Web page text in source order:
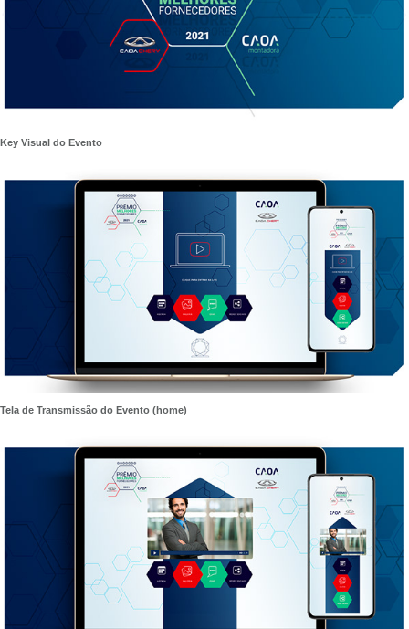
Key Visual do Evento
Tela de Transmissão do Evento (home)